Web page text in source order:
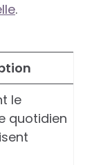
.
le
quotidien